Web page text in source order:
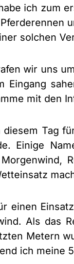
ich zum
solchen
wir uns
Eingang
mit den
diesem Tag
Einige
einen
Als das
Metern
ich meine